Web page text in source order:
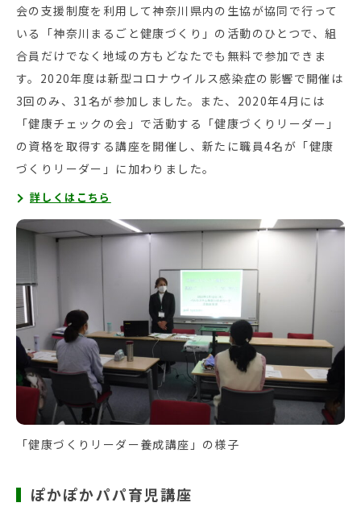
会の支援制度を利用して神奈川県内の生協が協同で行って
いる「神奈川まるごと健康づくり」の活動のひとつで、組
合員だけでなく地域の方もどなたでも無料で参加できま
す。2020年度は新型コロナウイルス感染症の影響で開催は
3回のみ、31名が参加しました。また、2020年4月には
「健康チェックの会」で活動する「健康づくりリーダー」
の資格を取得する講座を開催し、新たに職員4名が「健康
づくりリーダー」に加わりました。
詳しくはこちら
「健康づくりリーダー養成講座」の様子
ぽかぽかパパ育児講座